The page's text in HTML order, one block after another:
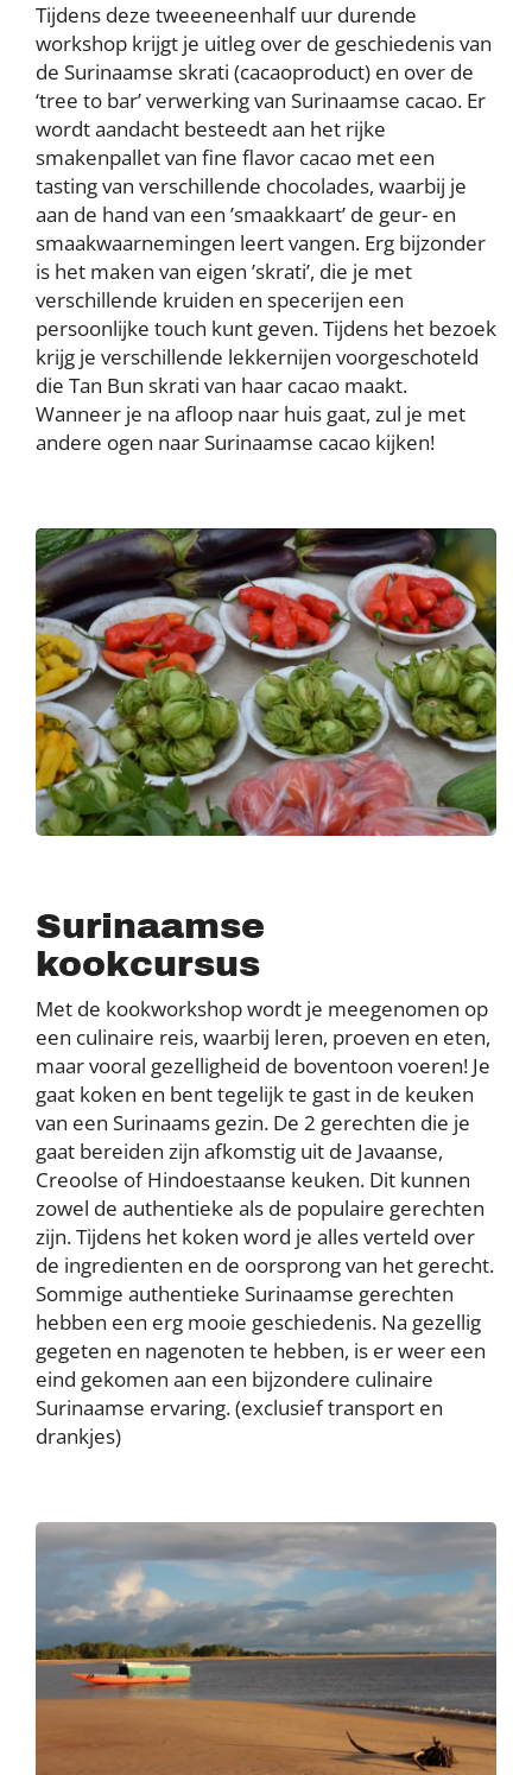
Tijdens deze tweeeneenhalf uur durende
workshop krijgt je uitleg over de geschiedenis van
de Surinaamse skrati (cacaoproduct) en over de
‘tree to bar’ verwerking van Surinaamse cacao. Er
wordt aandacht besteedt aan het rijke
smakenpallet van fine flavor cacao met een
tasting van verschillende chocolades, waarbij je
aan de hand van een ’smaakkaart’ de geur- en
smaakwaarnemingen leert vangen. Erg bijzonder
is het maken van eigen ’skrati’, die je met
verschillende kruiden en specerijen een
persoonlijke touch kunt geven. Tijdens het bezoek
krijg je verschillende lekkernijen voorgeschoteld
die Tan Bun skrati van haar cacao maakt.
Wanneer je na afloop naar huis gaat, zul je met
andere ogen naar Surinaamse cacao kijken!
Surinaamse
kookcursus
Met de kookworkshop wordt je meegenomen op
een culinaire reis, waarbij leren, proeven en eten,
maar vooral gezelligheid de boventoon voeren! Je
gaat koken en bent tegelijk te gast in de keuken
van een Surinaams gezin. De 2 gerechten die je
gaat bereiden zijn afkomstig uit de Javaanse,
Creoolse of Hindoestaanse keuken. Dit kunnen
zowel de authentieke als de populaire gerechten
zijn. Tijdens het koken word je alles verteld over
de ingredienten en de oorsprong van het gerecht.
Sommige authentieke Surinaamse gerechten
hebben een erg mooie geschiedenis. Na gezellig
gegeten en nagenoten te hebben, is er weer een
eind gekomen aan een bijzondere culinaire
Surinaamse ervaring. (exclusief transport en
drankjes)